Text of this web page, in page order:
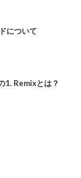
について
1. Remixとは？